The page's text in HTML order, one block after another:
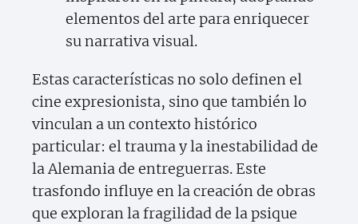
elementos del arte para enriquecer
su narrativa visual.
Estas características no solo definen el
cine expresionista, sino que también lo
vinculan a un contexto histórico
particular: el trauma y la inestabilidad de
la Alemania de entreguerras. Este
trasfondo influye en la creación de obras
que exploran la fragilidad de la psique